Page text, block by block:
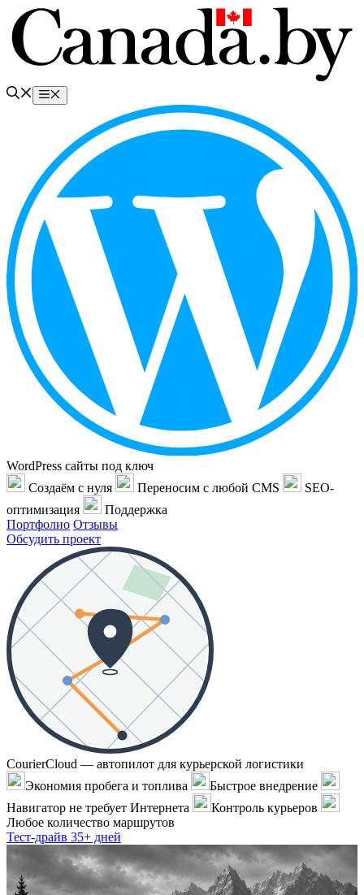
Перейти
содержимому
Меню
WordPress сайты под ключ
Создаём с нуля
Переносим с любой CMS
SEO-
оптимизация
Поддержка
Портфолио Отзывы
Обсудить проект
CourierCloud — автопилот для курьерской логистики
Экономия пробега и топлива
Быстрое внедрение
Навигатор не требует Интернета
Контроль курьеров
Любое количество маршрутов
Тест-драйв 35+ дней